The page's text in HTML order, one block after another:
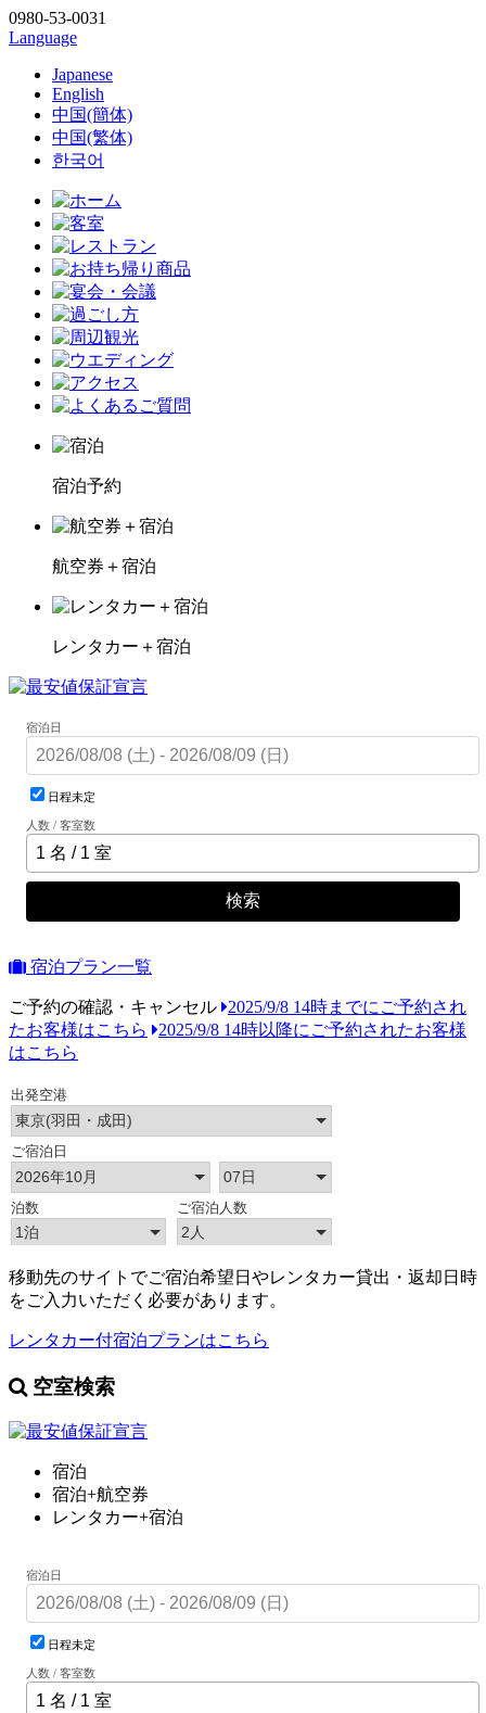
0980-53-0031
Language
Japanese
English
中国(簡体)
中国(繁体)
한국어
宿泊予約
航空券＋宿泊
レンタカー＋宿泊
宿泊日
日程未定
人数 / 客室数
検索
宿泊プラン一覧
ご予約の確認・キャンセル
2025/9/8 14時までにご予約され
たお客様はこちら
2025/9/8 14時以降にご予約されたお客様
はこちら
移動先のサイトでご宿泊希望日やレンタカー貸出・返却日時
をご入力いただく必要があります。
レンタカー付宿泊プランはこちら
空室検索
宿泊
宿泊+航空券
レンタカー+宿泊
宿泊日
日程未定
人数 / 客室数